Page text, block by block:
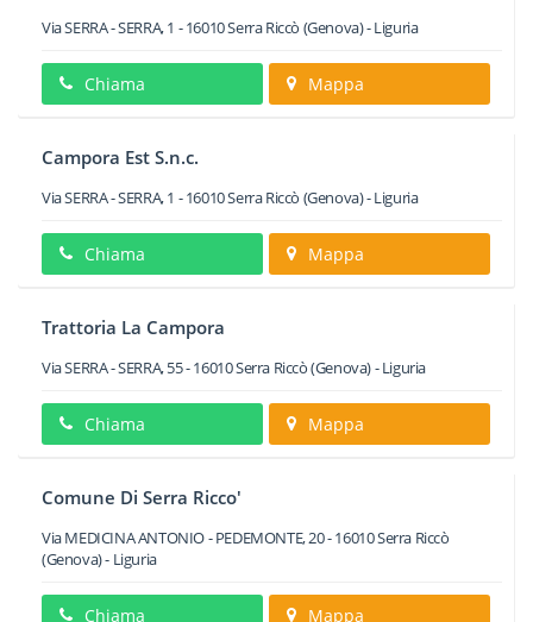
Via SERRA - SERRA, 1 -16010Serra Riccò (Genova) -Liguria
Chiama Mappa
Campora Est S.n.c.
Via SERRA - SERRA, 1 -16010Serra Riccò (Genova) -Liguria
Chiama Mappa
Trattoria La Campora
Via SERRA - SERRA, 55-16010Serra Riccò(Genova) -Liguria
Chiama Mappa
Comune Di Serra Ricco'
Via MEDICINA ANTONIO - PEDEMONTE, 20-16010Serra Riccò
(Genova) - Liguria
Chiama Mappa